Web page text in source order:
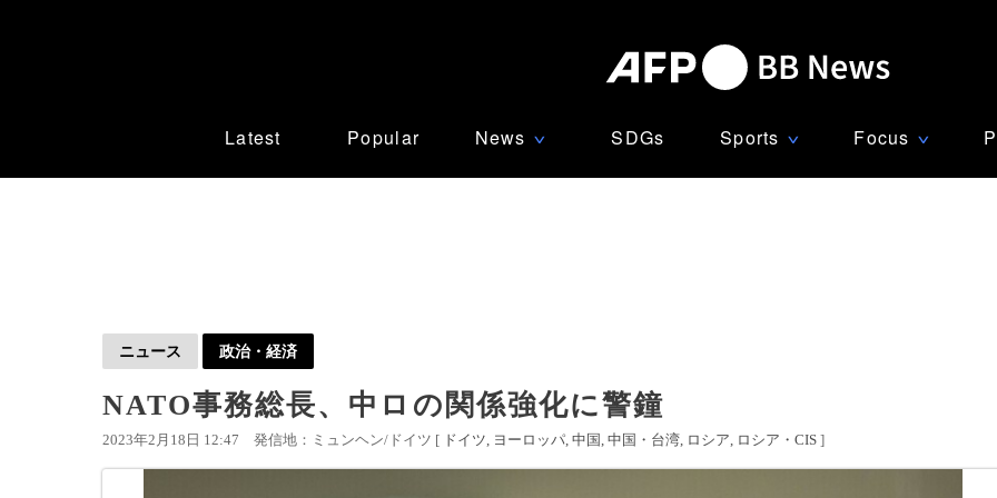
Latest Popular News ∨ SDGs Sports ∨ Focus ∨
ニュース 政治・経済
NATO事務総長、中ロの関係強化に警鐘
2023年2月18日 12:47 発信地：ミュンヘン/ドイツ [ ドイツ ヨーロッパ 中国 中国・台湾 ロシア ロシア・CIS ]